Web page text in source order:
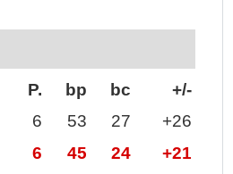
P. bp bc
+/-
6 53 27
+26
6 45 24
+21